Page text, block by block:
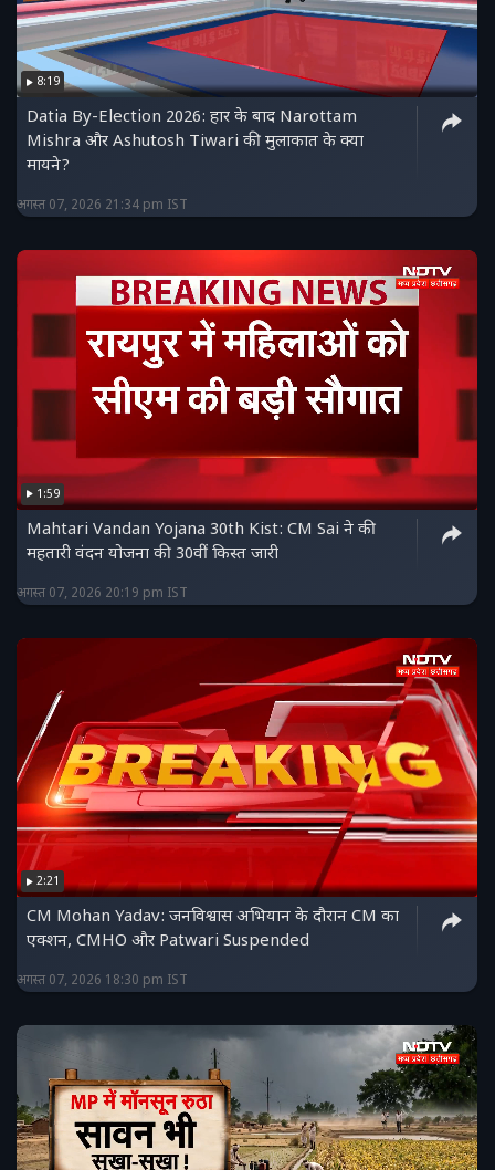
8:19
Datia By-Election 2026: हार के बाद Narottam
Mishra और Ashutosh Tiwari की मुलाकात के क्या
मायने?
अगस्त 07, 2026 21:34 pm IST
1:59
Mahtari Vandan Yojana 30th Kist: CM Sai ने की
महतारी वंदन योजना की 30वीं किस्त जारी
अगस्त 07, 2026 20:19 pm IST
2:21
CM Mohan Yadav: जनविश्वास अभियान के दौरान CM का
एक्शन, CMHO और Patwari Suspended
अगस्त 07, 2026 18:30 pm IST